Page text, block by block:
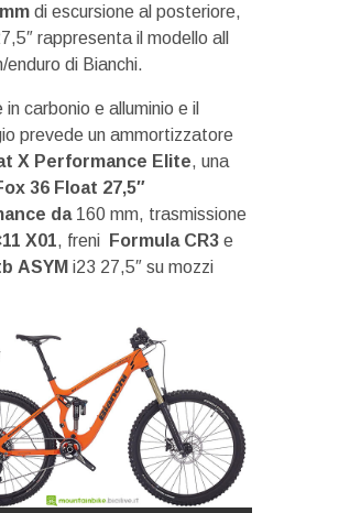
di escursione al posteriore,
rappresenta il modello all
enduro di Bianchi.
in carbonio e alluminio e il
prevede un ammortizzatore
X Performance Elite, una
36 Float 27,5″
da160 mm, trasmissione
X01, freni Formula CR3 e
ASYM i23 27,5″ su mozzi